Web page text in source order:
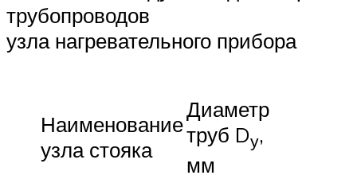
трубопроводов
узла нагревательного прибора
Наименование
узла стояка
Диаметр
труб Dу,
мм